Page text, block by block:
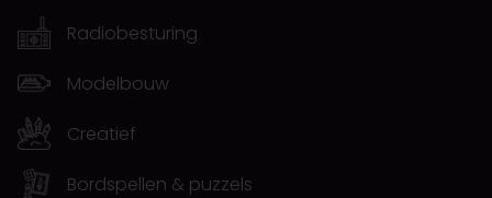
Radiobesturing
Modelbouw
Creatief
Bordspellen & puzzels